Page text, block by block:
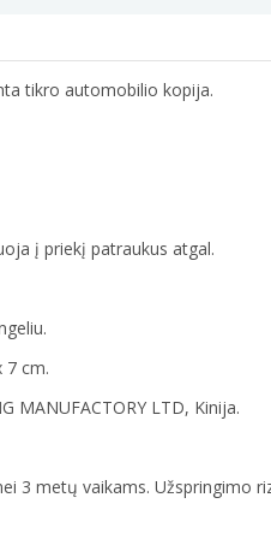
tikro automobilio kopija.
į priekį patraukus atgal.
7 cm.
MANUFACTORY LTD, Kinija.
3 metų vaikams. Užspringimo